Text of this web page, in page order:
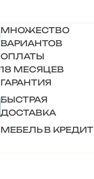
МНОЖЕСТВО
ВАРИАНТОВ
ОПЛАТЫ
18 МЕСЯЦЕВ
ГАРАНТИЯ
БЫСТРАЯ
ДОСТАВКА
МЕБЕЛЬ В КРЕДИТ